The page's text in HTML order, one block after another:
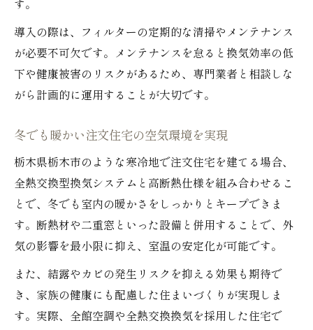
す。
導入の際は、フィルターの定期的な清掃やメンテナンス
が必要不可欠です。メンテナンスを怠ると換気効率の低
下や健康被害のリスクがあるため、専門業者と相談しな
がら計画的に運用することが大切です。
冬でも暖かい注文住宅の空気環境を実現
栃木県栃木市のような寒冷地で注文住宅を建てる場合、
全熱交換型換気システムと高断熱仕様を組み合わせるこ
とで、冬でも室内の暖かさをしっかりとキープできま
す。断熱材や二重窓といった設備と併用することで、外
気の影響を最小限に抑え、室温の安定化が可能です。
また、結露やカビの発生リスクを抑える効果も期待で
き、家族の健康にも配慮した住まいづくりが実現しま
す。実際、全館空調や全熱交換換気を採用した住宅で